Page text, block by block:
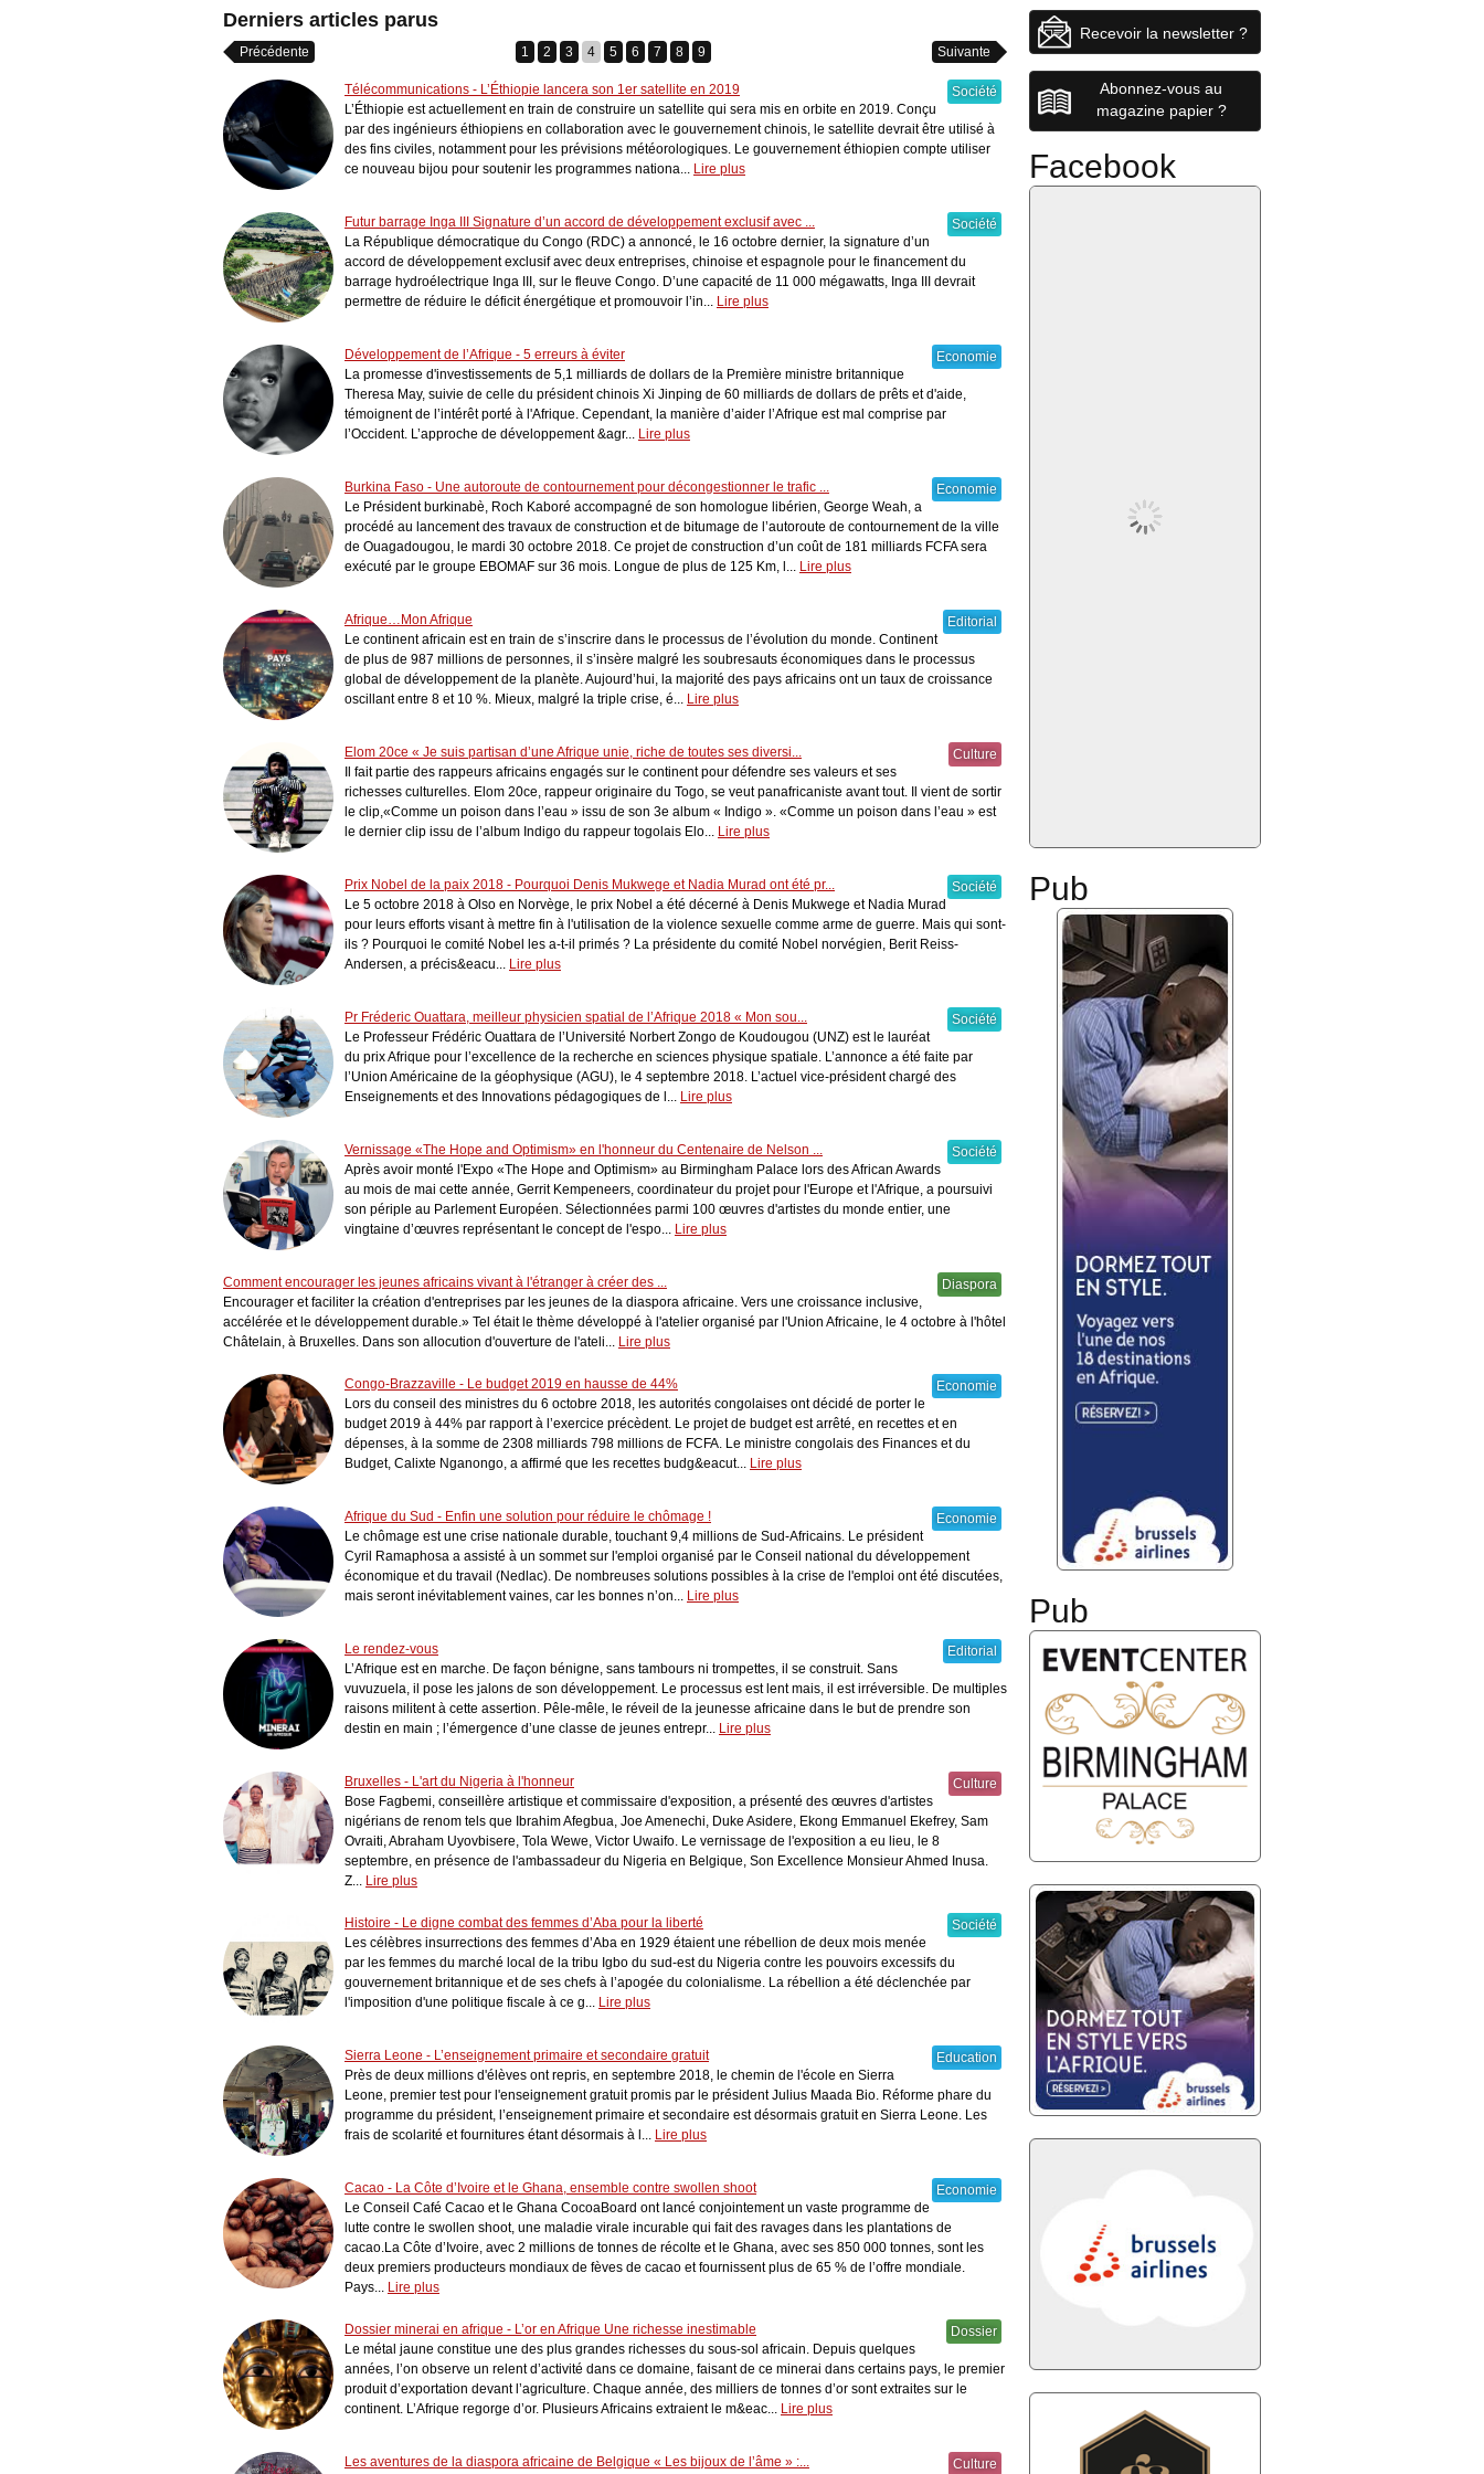
la paix !
2021, malgré la Covid-19 selon l...
Derniers articles parus
Précédente 1 2 3 4 5 6 7 8 9 Suivante
Société
Télécommunications - L’Éthiopie lancera son 1er satellite en 2019
L’Éthiopie est actuellement en train de construire un satellite qui sera mis en orbite en 2019. Conçu
par des ingénieurs éthiopiens en collaboration avec le gouvernement chinois, le satellite devrait être utilisé à
des fins civiles, notamment pour les prévisions météorologiques. Le gouvernement éthiopien compte utiliser
ce nouveau bijou pour soutenir les programmes nationa... Lire plus
Société
Futur barrage Inga III Signature d’un accord de développement exclusif avec ...
La République démocratique du Congo (RDC) a annoncé, le 16 octobre dernier, la signature d’un
accord de développement exclusif avec deux entreprises, chinoise et espagnole pour le financement du
barrage hydroélectrique Inga III, sur le fleuve Congo. D’une capacité de 11 000 mégawatts, Inga III devrait
permettre de réduire le déficit énergétique et promouvoir l’in... Lire plus
Economie
Développement de l’Afrique - 5 erreurs à éviter
La promesse d'investissements de 5,1 milliards de dollars de la Première ministre britannique
Theresa May, suivie de celle du président chinois Xi Jinping de 60 milliards de dollars de prêts et d'aide,
témoignent de l’intérêt porté à l'Afrique. Cependant, la manière d’aider l’Afrique est mal comprise par
l’Occident. L’approche de développement &agr... Lire plus
Economie
Burkina Faso - Une autoroute de contournement pour décongestionner le trafic ...
Le Président burkinabè, Roch Kaboré accompagné de son homologue libérien, George Weah, a
procédé au lancement des travaux de construction et de bitumage de l’autoroute de contournement de la ville
de Ouagadougou, le mardi 30 octobre 2018. Ce projet de construction d’un coût de 181 milliards FCFA sera
exécuté par le groupe EBOMAF sur 36 mois. Longue de plus de 125 Km, l... Lire plus
Editorial
Afrique…Mon Afrique
Le continent africain est en train de s’inscrire dans le processus de l’évolution du monde. Continent
de plus de 987 millions de personnes, il s’insère malgré les soubresauts économiques dans le processus
global de développement de la planète. Aujourd’hui, la majorité des pays africains ont un taux de croissance
oscillant entre 8 et 10 %. Mieux, malgré la triple crise, é... Lire plus
Culture
Elom 20ce « Je suis partisan d’une Afrique unie, riche de toutes ses diversi...
Il fait partie des rappeurs africains engagés sur le continent pour défendre ses valeurs et ses
richesses culturelles. Elom 20ce, rappeur originaire du Togo, se veut panafricaniste avant tout. Il vient de sortir
le clip,«Comme un poison dans l’eau » issu de son 3e album « Indigo ». «Comme un poison dans l’eau » est
le dernier clip issu de l’album Indigo du rappeur togolais Elo... Lire plus
Société
Prix Nobel de la paix 2018 - Pourquoi Denis Mukwege et Nadia Murad ont été pr...
Le 5 octobre 2018 à Olso en Norvège, le prix Nobel a été décerné à Denis Mukwege et Nadia Murad
pour leurs efforts visant à mettre fin à l'utilisation de la violence sexuelle comme arme de guerre. Mais qui sont-
ils ? Pourquoi le comité Nobel les a-t-il primés ? La présidente du comité Nobel norvégien, Berit Reiss-
Andersen, a précis&eacu... Lire plus
Société
Pr Fréderic Ouattara, meilleur physicien spatial de l’Afrique 2018 « Mon sou...
Le Professeur Frédéric Ouattara de l’Université Norbert Zongo de Koudougou (UNZ) est le lauréat
du prix Afrique pour l’excellence de la recherche en sciences physique spatiale. L’annonce a été faite par
l’Union Américaine de la géophysique (AGU), le 4 septembre 2018. L’actuel vice-président chargé des
Enseignements et des Innovations pédagogiques de l... Lire plus
Société
Vernissage «The Hope and Optimism» en l'honneur du Centenaire de Nelson ...
Après avoir monté l'Expo «The Hope and Optimism» au Birmingham Palace lors des African Awards
au mois de mai cette année, Gerrit Kempeneers, coordinateur du projet pour l'Europe et l'Afrique, a poursuivi
son périple au Parlement Européen. Sélectionnées parmi 100 œuvres d'artistes du monde entier, une
vingtaine d’œuvres représentant le concept de l'espo... Lire plus
Diaspora
Comment encourager les jeunes africains vivant à l'étranger à créer des ...
Encourager et faciliter la création d'entreprises par les jeunes de la diaspora africaine. Vers une croissance inclusive,
accélérée et le développement durable.» Tel était le thème développé à l'atelier organisé par l'Union Africaine, le 4 octobre à l'hôtel
Châtelain, à Bruxelles. Dans son allocution d'ouverture de l'ateli... Lire plus
Economie
Congo-Brazzaville - Le budget 2019 en hausse de 44%
Lors du conseil des ministres du 6 octobre 2018, les autorités congolaises ont décidé de porter le
budget 2019 à 44% par rapport à l’exercice précèdent. Le projet de budget est arrêté, en recettes et en
dépenses, à la somme de 2308 milliards 798 millions de FCFA. Le ministre congolais des Finances et du
Budget, Calixte Nganongo, a affirmé que les recettes budg&eacut... Lire plus
Economie
Afrique du Sud - Enfin une solution pour réduire le chômage !
Le chômage est une crise nationale durable, touchant 9,4 millions de Sud-Africains. Le président
Cyril Ramaphosa a assisté à un sommet sur l'emploi organisé par le Conseil national du développement
économique et du travail (Nedlac). De nombreuses solutions possibles à la crise de l'emploi ont été discutées,
mais seront inévitablement vaines, car les bonnes n’on... Lire plus
Editorial
Le rendez-vous
L’Afrique est en marche. De façon bénigne, sans tambours ni trompettes, il se construit. Sans
vuvuzuela, il pose les jalons de son développement. Le processus est lent mais, il est irréversible. De multiples
raisons militent à cette assertion. Pêle-mêle, le réveil de la jeunesse africaine dans le but de prendre son
destin en main ; l’émergence d’une classe de jeunes entrepr... Lire plus
Culture
Bruxelles - L'art du Nigeria à l'honneur
Bose Fagbemi, conseillère artistique et commissaire d'exposition, a présenté des œuvres d'artistes
nigérians de renom tels que Ibrahim Afegbua, Joe Amenechi, Duke Asidere, Ekong Emmanuel Ekefrey, Sam
Ovraiti, Abraham Uyovbisere, Tola Wewe, Victor Uwaifo. Le vernissage de l'exposition a eu lieu, le 8
septembre, en présence de l'ambassadeur du Nigeria en Belgique, Son Excellence Monsieur Ahmed Inusa.
Z... Lire plus
Société
Histoire - Le digne combat des femmes d’Aba pour la liberté
Les célèbres insurrections des femmes d’Aba en 1929 étaient une rébellion de deux mois menée
par les femmes du marché local de la tribu Igbo du sud-est du Nigeria contre les pouvoirs excessifs du
gouvernement britannique et de ses chefs à l’apogée du colonialisme. La rébellion a été déclenchée par
l'imposition d'une politique fiscale à ce g... Lire plus
Education
Sierra Leone - L’enseignement primaire et secondaire gratuit
Près de deux millions d'élèves ont repris, en septembre 2018, le chemin de l'école en Sierra
Leone, premier test pour l'enseignement gratuit promis par le président Julius Maada Bio. Réforme phare du
programme du président, l’enseignement primaire et secondaire est désormais gratuit en Sierra Leone. Les
frais de scolarité et fournitures étant désormais à l... Lire plus
Economie
Cacao - La Côte d’Ivoire et le Ghana, ensemble contre swollen shoot
Le Conseil Café Cacao et le Ghana CocoaBoard ont lancé conjointement un vaste programme de
lutte contre le swollen shoot, une maladie virale incurable qui fait des ravages dans les plantations de
cacao.La Côte d’Ivoire, avec 2 millions de tonnes de récolte et le Ghana, avec ses 850 000 tonnes, sont les
deux premiers producteurs mondiaux de fèves de cacao et fournissent plus de 65 % de l’offre mondiale.
Pays... Lire plus
Dossier
Dossier minerai en afrique - L’or en Afrique Une richesse inestimable
Le métal jaune constitue une des plus grandes richesses du sous-sol africain. Depuis quelques
années, l’on observe un relent d’activité dans ce domaine, faisant de ce minerai dans certains pays, le premier
produit d’exportation devant l’agriculture. Chaque année, des milliers de tonnes d’or sont extraites sur le
continent. L’Afrique regorge d’or. Plusieurs Africains extraient le m&eac... Lire plus
Culture
Les aventures de la diaspora africaine de Belgique « Les bijoux de l’âme » :...
Recevoir la newsletter ?
Abonnez-vous au
magazine papier ?
Facebook
Pub
Pub